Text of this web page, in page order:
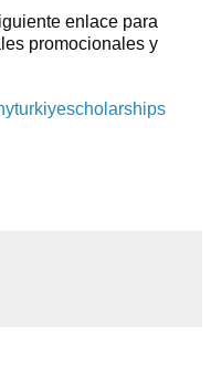
enlace para
promocionales y